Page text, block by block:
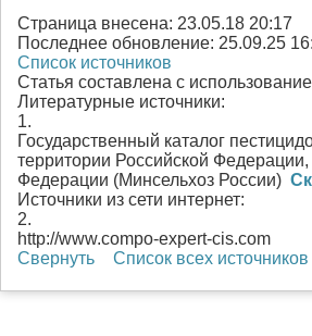
Страница внесена: 23.05.18 20:17
Последнее обновление: 25.09.25
Список источников
Статья составлена с
Литературные источники:
1.
Государственный каталог
территории Российской Федерации,
Федерации (Минсельхоз России)
Источники из сети интернет:
2.
http://www.compo-expert-cis.com
Свернуть
Список всех источников